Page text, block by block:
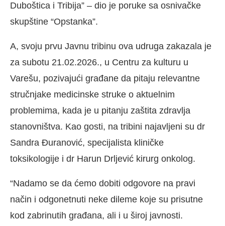
Duboštica i Tribija” – dio je poruke sa osnivačke
skupštine “Opstanka”.
A, svoju prvu Javnu tribinu ova udruga zakazala je
za subotu 21.02.2026., u Centru za kulturu u
Varešu, pozivajući građane da pitaju relevantne
stručnjake medicinske struke o aktuelnim
problemima, kada je u pitanju zaštita zdravlja
stanovništva. Kao gosti, na tribini najavljeni su dr
Sandra Đuranović, specijalista kliničke
toksikologije i dr Harun Drljević kirurg onkolog.
“Nadamo se da ćemo dobiti odgovore na pravi
način i odgonetnuti neke dileme koje su prisutne
kod zabrinutih građana, ali i u široj javnosti.